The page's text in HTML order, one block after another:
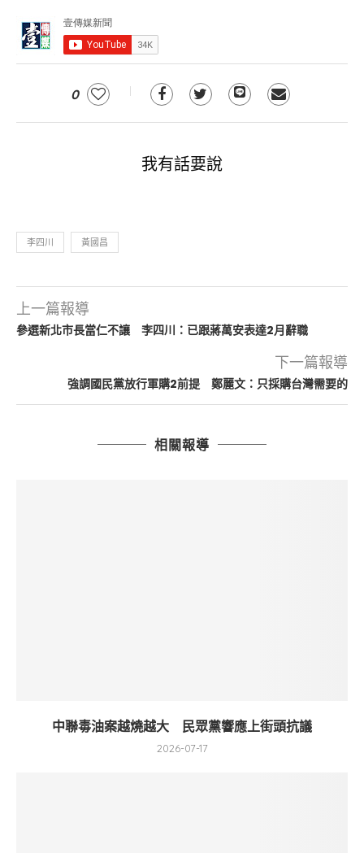
0
我有話要說
李四川 黃國昌
上一篇報導
參選新北市長當仁不讓 李四川：已跟蔣萬安表達2月辭職
下一篇報導
強調國民黨放行軍購2前提 鄭麗文：只採購台灣需要的
相關報導
中聯毒油案越燒越大 民眾黨響應上街頭抗議
2026-07-17